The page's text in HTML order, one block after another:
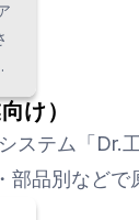
け）
ステム「Dr.
部品別など